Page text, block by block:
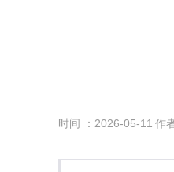
时间 ：2026-05-11 作